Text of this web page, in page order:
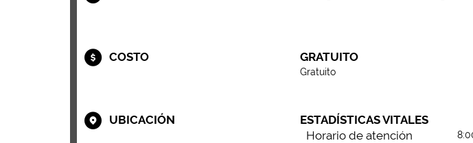
COSTO GRATUITO
Gratuito
UBICACIÓN
ESTADÍSTICAS VITALES
Horario de atención